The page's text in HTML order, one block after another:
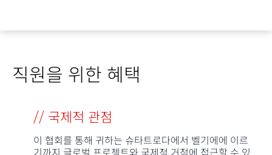
직원을 위한 혜택
// 국제적 관점
이 협회를 통해 귀하는 슈타트로다에서 벨기에에 이르
기까지 글로벌 프로젝트와 국제적 거점에 접근할 수 있